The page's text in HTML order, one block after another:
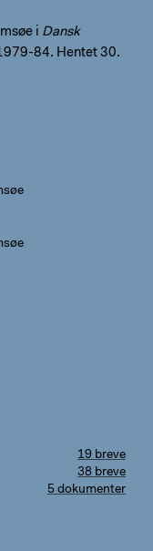
i Dansk
84. Hentet 30.
19 breve
38 breve
5 dokumenter